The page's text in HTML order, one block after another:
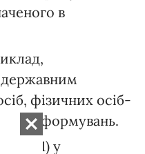
в
фізичних осіб-
формувань.
що (1) у